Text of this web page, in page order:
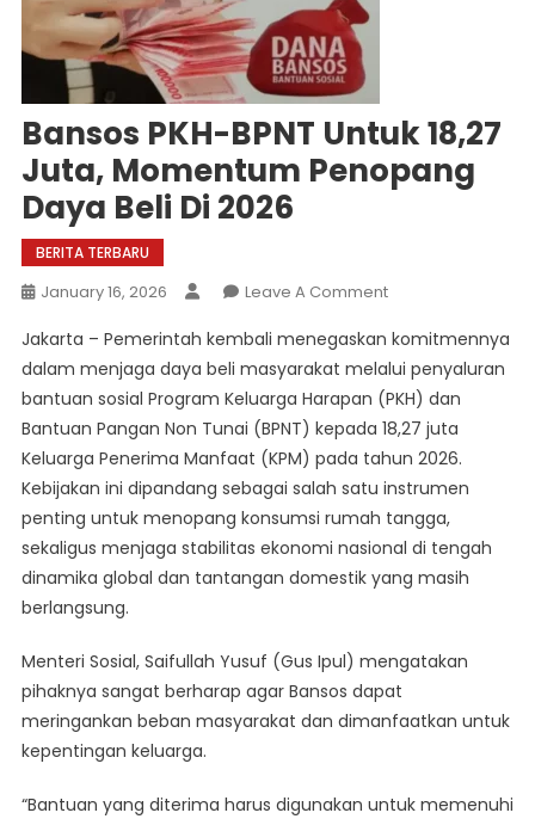
Bansos PKH-BPNT Untuk 18,27
Juta, Momentum Penopang
Daya Beli Di 2026
BERITA TERBARU
January 16, 2026 Leave A CommentOn
PKH-
BPNT
Untuk
18,27
Juta,
Momentum
Penopang
Daya
Jakarta – Pemerintah kembali menegaskan komitmennya
dalam menjaga daya beli masyarakat melalui penyaluran
bantuan sosial Program Keluarga Harapan (PKH) dan
Bantuan Pangan Non Tunai (BPNT) kepada 18,27 juta
Keluarga Penerima Manfaat (KPM) pada tahun 2026.
Kebijakan ini dipandang sebagai salah satu instrumen
penting untuk menopang konsumsi rumah tangga,
sekaligus menjaga stabilitas ekonomi nasional di tengah
dinamika global dan tantangan domestik yang masih
berlangsung.
Menteri Sosial, Saifullah Yusuf (Gus Ipul) mengatakan
pihaknya sangat berharap agar Bansos dapat
meringankan beban masyarakat dan dimanfaatkan untuk
kepentingan keluarga.
“Bantuan yang diterima harus digunakan untuk memenuhi